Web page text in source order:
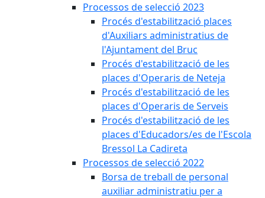
Processos de selecció 2023
Procés d'estabilització places
d'Auxiliars administratius de
l'Ajuntament del Bruc
Procés d'estabilització de les
places d'Operaris de Neteja
Procés d'estabilització de les
places d'Operaris de Serveis
Procés d'estabilització de les
places d'Educadors/es de l'Escola
Bressol La Cadireta
Processos de selecció 2022
Borsa de treball de personal
auxiliar administratiu per a